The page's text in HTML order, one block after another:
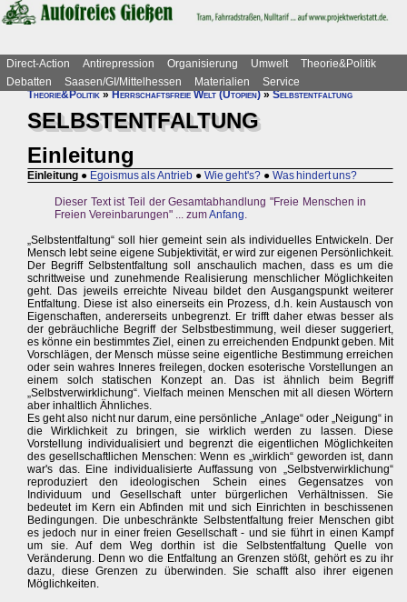
Direct-Action Antirepression Organisierung Umwelt
Theorie&Politik
Debatten
Saasen/GI/Mittelhessen Materialien
Service
Theorie&Politik»Herrschaftsfreie Welt (Utopien)»Selbstentfaltung
SELBSTENTFALTUNG
Einleitung
Einleitung ● Egoismus als Antrieb ● Wie geht's? ● Was hindert uns?
Dieser Text ist Teil der Gesamtabhandlung "Freie Menschen in
Freien Vereinbarungen" ... zumAnfang.
„Selbstentfaltung“ soll hier gemeint sein als individuelles Entwickeln. Der
Mensch lebt seine eigene Subjektivität, er wird zur eigenen Persönlichkeit.
Der Begriff Selbstentfaltung soll anschaulich machen, dass es um die
schrittweise und zunehmende Realisierung menschlicher Möglichkeiten
geht. Das jeweils erreichte Niveau bildet den Ausgangspunkt weiterer
Entfaltung. Diese ist also einerseits ein Prozess, d.h. kein Austausch von
Eigenschaften, andererseits unbegrenzt. Er trifft daher etwas besser als
der gebräuchliche Begriff der Selbstbestimmung, weil dieser suggeriert,
es könne ein bestimmtes Ziel, einen zu erreichenden Endpunkt geben. Mit
Vorschlägen, der Mensch müsse seine eigentliche Bestimmung erreichen
oder sein wahres Inneres freilegen, docken esoterische Vorstellungen an
einem solch statischen Konzept an. Das ist ähnlich beim Begriff
„Selbstverwirklichung“. Vielfach meinen Menschen mit all diesen Wörtern
aber inhaltlich Ähnliches.
Es geht also nicht nur darum, eine persönliche „Anlage“ oder „Neigung“ in
die Wirklichkeit zu bringen, sie wirklich werden zu lassen. Diese
Vorstellung individualisiert und begrenzt die eigentlichen Möglichkeiten
des gesellschaftlichen Menschen: Wenn es „wirklich“ geworden ist, dann
war's das. Eine individualisierte Auffassung von „Selbstverwirklichung“
reproduziert den ideologischen Schein eines Gegensatzes von
Individuum und Gesellschaft unter bürgerlichen Verhältnissen. Sie
bedeutet im Kern ein Abfinden mit und sich Einrichten in beschissenen
Bedingungen. Die unbeschränkte Selbstentfaltung freier Menschen gibt
es jedoch nur in einer freien Gesellschaft - und sie führt in einen Kampf
um sie. Auf dem Weg dorthin ist die Selbstentfaltung Quelle von
Veränderung. Denn wo die Entfaltung an Grenzen stößt, gehört es zu ihr
dazu, diese Grenzen zu überwinden. Sie schafft also ihrer eigenen
Möglichkeiten.